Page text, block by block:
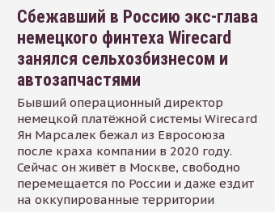
Сбежавший в Россию экс-глава
немецкого финтеха Wirecard
занялся сельхозбизнесом и
автозапчастями
Бывший операционный директор
немецкой платёжной системы Wirecard
Ян Марсалек бежал из Евросоюза
после краха компании в 2020 году.
Сейчас он живёт в Москве, свободно
перемещается по России и даже ездит
на оккупированные территории